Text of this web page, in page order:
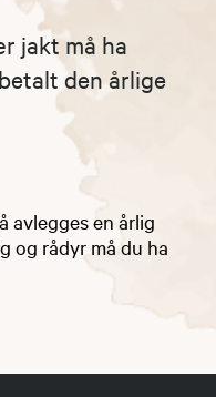
jakt må ha
den årlige
avlegges en årlig
og rådyr må du ha